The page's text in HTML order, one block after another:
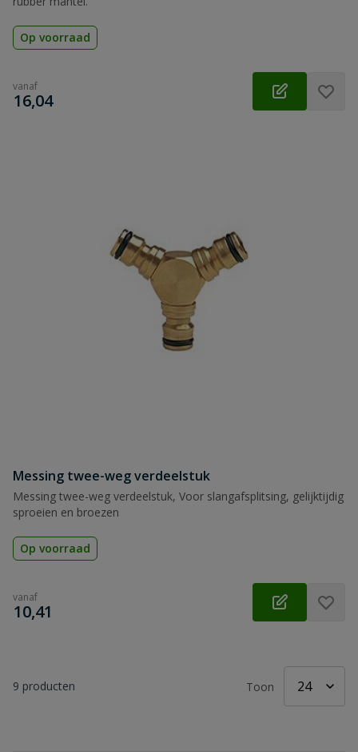
Op voorraad
vanaf
€
16,04
Messing twee-weg verdeelstuk
Messing twee-weg verdeelstuk, Voor slangafsplitsing, gelijktijdig
sproeien en broezen
Op voorraad
vanaf
€
10,41
9 producten Toon